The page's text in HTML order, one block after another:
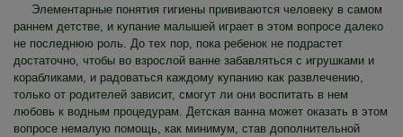
Элементарные понятия гигиены прививаются человеку в самом
раннем детстве, и купание малышей играет в этом вопросе далеко
не последнюю роль. До тех пор, пока ребенок не подрастет
достаточно, чтобы во взрослой ванне забавляться с игрушками и
корабликами, и радоваться каждому купанию как развлечению,
только от родителей зависит, смогут ли они воспитать в нем
любовь к водным процедурам. Детская ванна может оказать в этом
вопросе немалую помощь, как минимум, став дополнительной